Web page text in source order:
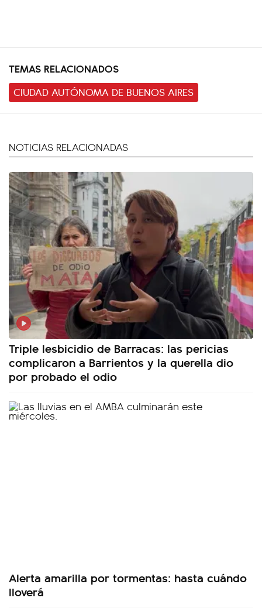
TEMAS RELACIONADOS
CIUDAD AUTÓNOMA DE BUENOS AIRES
NOTICIAS RELACIONADAS
Triple lesbicidio de Barracas: las pericias
complicaron a Barrientos y la querella dio
por probado el odio
Alerta amarilla por tormentas: hasta cuándo
lloverá